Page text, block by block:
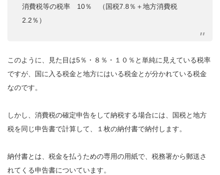
消費税等の税率 10％ （国税7.8％＋地方消費税
2.2％）
このように、見た目は5％・８％・１０％と単純に見えている税率
ですが、国に入る税金と地方にはいる税金とが分かれている税金
なのです。
しかし、消費税の確定申告をして納税する場合には、国税と地方
税を同じ申告書で計算して、１枚の納付書で納付します。
納付書とは、税金を払うための専用の用紙で、税務署から郵送さ
れてくる申告書についています。